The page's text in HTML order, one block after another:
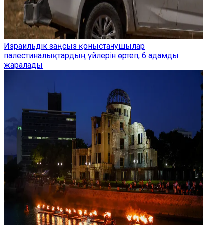
Израильдік заңсыз қоныстанушылар
палестиналықтардың үйлерін өртеп, 6 адамды
жаралады